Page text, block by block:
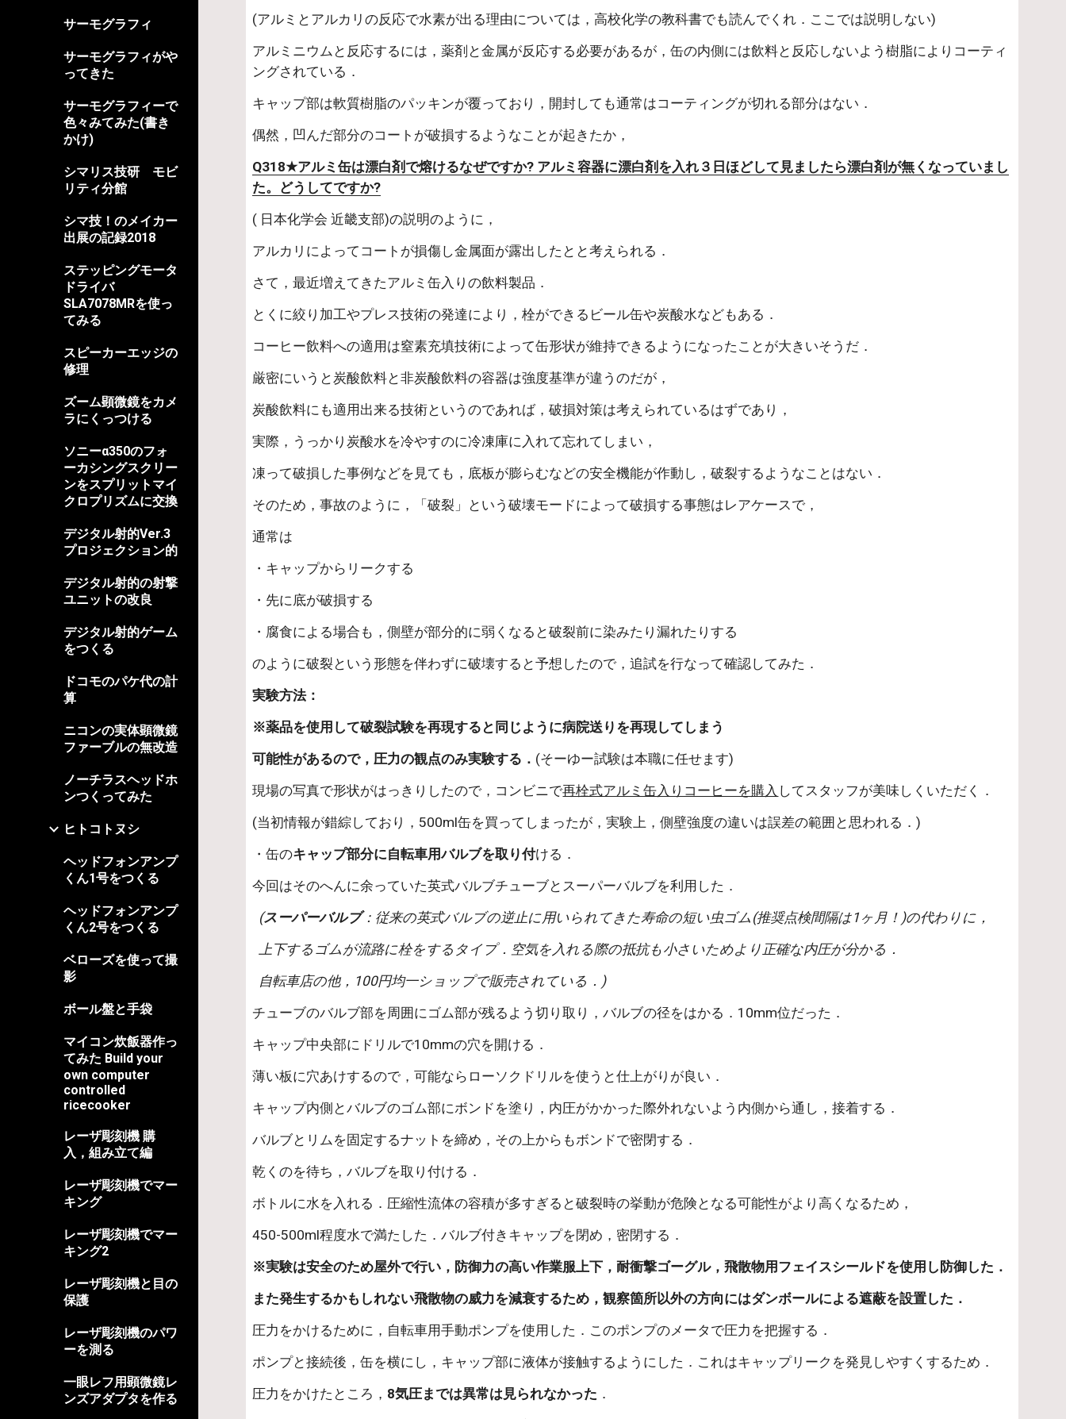
サーモグラフィ
サーモグラフィがや
ってきた
サーモグラフィーで
色々みてみた(書き
かけ)
シマリス技研 モビ
リティ分館
シマ技！のメイカー
出展の記録2018
ステッピングモータ
ドライバ
SLA7078MRを使っ
てみる
スピーカーエッジの
修理
ズーム顕微鏡をカメ
ラにくっつける
ソニーα350のフォ
ーカシングスクリー
ンをスプリットマイ
クロプリズムに交換
デジタル射的Ver.3
プロジェクション的
デジタル射的の射撃
ユニットの改良
デジタル射的ゲーム
をつくる
ドコモのパケ代の計
算
ニコンの実体顕微鏡
ファーブルの無改造
ノーチラスヘッドホ
ンつくってみた
ヒトコトヌシ
ヘッドフォンアンプ
くん1号をつくる
ヘッドフォンアンプ
くん2号をつくる
ベローズを使って撮
影
ボール盤と手袋
マイコン炊飯器作っ
てみた Build your
own computer
controlled
ricecooker
レーザ彫刻機 購
入，組み立て編
レーザ彫刻機でマー
キング
レーザ彫刻機でマー
キング2
レーザ彫刻機と目の
保護
レーザ彫刻機のパワ
ーを測る
一眼レフ用顕微鏡レ
ンズアダプタを作る
(アルミとアルカリの反応で水素が出る理由については，高校化学の教科書でも読んでくれ．ここでは説明しない)
アルミニウムと反応するには，薬剤と金属が反応する必要があるが，缶の内側には飲料と反応しないよう樹脂によりコーティ
ングされている．
キャップ部は軟質樹脂のパッキンが覆っており，開封しても通常はコーティングが切れる部分はない．
偶然，凹んだ部分のコートが破損するようなことが起きたか，
Q318★アルミ缶は漂白剤で熔けるなぜですか? アルミ容器に漂白剤を入れ３日ほどして見ましたら漂白剤が無くなっていまし
た。どうしてですか?
( 日本化学会 近畿支部)の説明のように，
アルカリによってコートが損傷し金属面が露出したとと考えられる．
さて，最近増えてきたアルミ缶入りの飲料製品．
とくに絞り加工やプレス技術の発達により，栓ができるビール缶や炭酸水などもある．
コーヒー飲料への適用は窒素充填技術によって缶形状が維持できるようになったことが大きいそうだ．
厳密にいうと炭酸飲料と非炭酸飲料の容器は強度基準が違うのだが，
炭酸飲料にも適用出来る技術というのであれば，破損対策は考えられているはずであり，
実際，うっかり炭酸水を冷やすのに冷凍庫に入れて忘れてしまい，
凍って破損した事例などを見ても，底板が膨らむなどの安全機能が作動し，破裂するようなことはない．
そのため，事故のように，「破裂」という破壊モードによって破損する事態はレアケースで，
通常は
・キャップからリークする
・先に底が破損する
・腐食による場合も，側壁が部分的に弱くなると破裂前に染みたり漏れたりする
のように破裂という形態を伴わずに破壊すると予想したので，追試を行なって確認してみた．
実験方法：
※薬品を使用して破裂試験を再現すると同じように病院送りを再現してしまう
可能性があるので，圧力の観点のみ実験する． (そーゆー試験は本職に任せます)
現場の写真で形状がはっきりしたので，コンビニで再栓式アルミ缶入りコーヒーを購入 してスタッフが美味しくいただく．
(当初情報が錯綜しており，500ml缶を買ってしまったが，実験上，側壁強度の違いは誤差の範囲と思われる．)
・缶のキャップ部分に自転車用バルブを取り付ける．
今回はそのへんに余っていた英式バルブチューブとスーパーバルブを利用した．
(スーパーバルブ：従来の英式バルブの逆止に用いられてきた寿命の短い虫ゴム(推奨点検間隔は1ヶ月！)の代わりに，
  上下するゴムが流路に栓をするタイプ．空気を入れる際の抵抗も小さいためより正確な内圧が分かる．
  自転車店の他，100円均一ショップで販売されている．)
チューブのバルブ部を周囲にゴム部が残るよう切り取り，バルブの径をはかる．10mm位だった．
キャップ中央部にドリルで10mmの穴を開ける．
薄い板に穴あけするので，可能ならローソクドリルを使うと仕上がりが良い．
キャップ内側とバルブのゴム部にボンドを塗り，内圧がかかった際外れないよう内側から通し，接着する．
バルブとリムを固定するナットを締め，その上からもボンドで密閉する．
乾くのを待ち，バルブを取り付ける．
ボトルに水を入れる．圧縮性流体の容積が多すぎると破裂時の挙動が危険となる可能性がより高くなるため，
450-500ml程度水で満たした．バルブ付きキャップを閉め，密閉する．
※実験は安全のため屋外で行い，防御力の高い作業服上下，耐衝撃ゴーグル，飛散物用フェイスシールドを使用し防御した．
また発生するかもしれない飛散物の威力を減衰するため，観察箇所以外の方向にはダンボールによる遮蔽を設置した．
圧力をかけるために，自転車用手動ポンプを使用した．このポンプのメータで圧力を把握する．
ポンプと接続後，缶を横にし，キャップ部に液体が接触するようにした．これはキャップリークを発見しやすくするため．
圧力をかけたところ， 8気圧までは異常は見られなかった ．